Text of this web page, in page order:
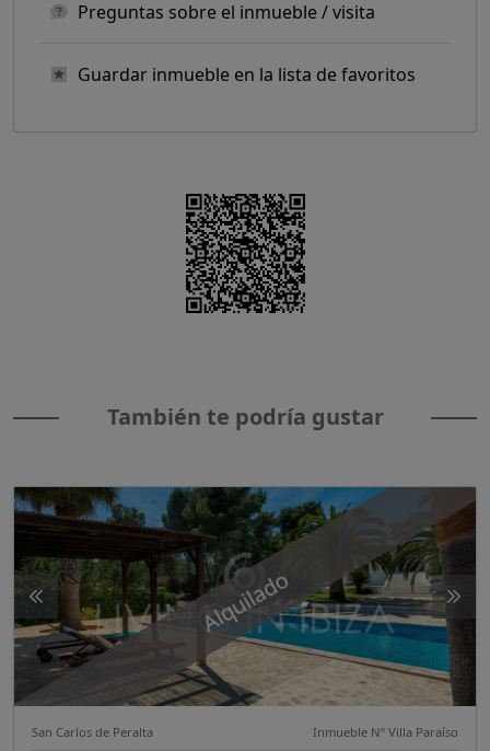
Preguntas sobre el inmueble / visita
Guardar inmueble en la lista de favoritos
También te podría gustar
Alquilado
San Carlos de Peralta Inmueble Nº Villa Paraíso